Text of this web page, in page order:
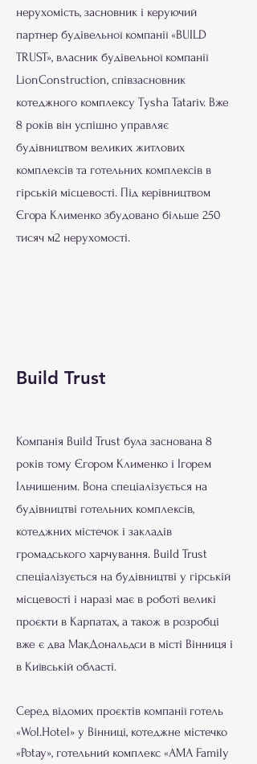
нерухомість, засновник і керуючий
партнер будівельної компанії «BUILD
TRUST», власник будівельної компанії
LionConstruction, співзасновник
котеджного комплексу Tysha Tatariv. Вже
8 років він успішно управляє
будівництвом великих житлових
комплексів та готельних комплексів в
гірській місцевості. Під керівництвом
Єгора Клименко збудовано більше 250
тисяч м2 нерухомості.
Build Trust
Компанія Build Trust була заснована 8
років тому Єгором Клименко і Ігорем
Ільчишеним. Вона спеціалізується на
будівництві готельних комплексів,
котеджних містечок і закладів
громадського харчування. Build Trust
спеціалізується на будівництві у гірській
місцевості і наразі має в роботі великі
проєкти в Карпатах, а також в розробці
вже є два МакДональдси в місті Вінниця і
в Київській області.
Серед відомих проєктів компанії готель
«Wol.Hotel» у Вінниці, котеджне містечко
«Potay», готельний комплекс «AMA Family